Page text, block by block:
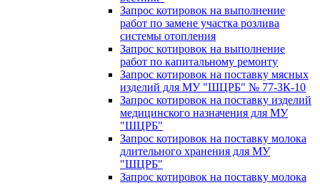
Запрос котировок на выполнение
работ по замене участка розлива
системы отопления
Запрос котировок на выполнение
работ по капитальному ремонту
Запрос котировок на поставку мясных
изделий для МУ "ШЦРБ" № 77-ЗК-10
Запрос котировок на поставку изделий
медицинского назначения для МУ
"ШЦРБ"
Запрос котировок на поставку молока
длительного хранения для МУ
"ШЦРБ"
Запрос котировок на поставку молока